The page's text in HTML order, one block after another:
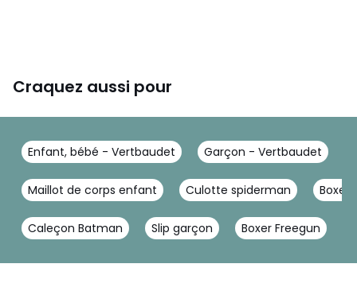
Craquez aussi pour
Enfant, bébé - Vertbaudet Garçon - Vertbaudet
Maillot de corps enfant Culotte spiderman Boxer
Caleçon Batman Slip garçon Boxer Freegun